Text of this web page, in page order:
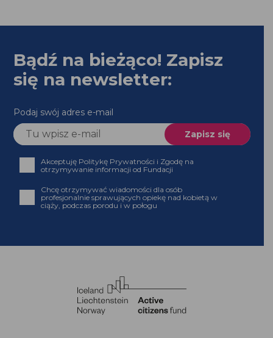
Bądź na bieżąco! Zapisz
się na newsletter:
Podaj swój adres e-mail
Akceptuję Politykę Prywatności i Zgodę na
otrzymywanie informacji od Fundacji
Chcę otrzymywać wiadomości dla osób
profesjonalnie sprawujących opiekę nad kobietą w
ciąży, podczas porodu i w połogu